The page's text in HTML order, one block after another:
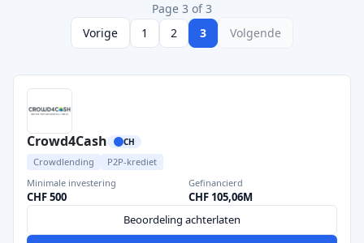
Page 3 of 3
Vorige
1 2 3 Volgende
Crowd4Cash CH
Crowdlending
P2P-krediet
Minimale investering
CHF 500
Gefinancierd
CHF 105,06M
Beoordeling achterlaten